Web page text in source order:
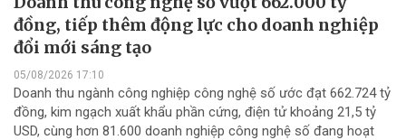
đồng, tiếp thêm động lực cho doanh nghiệp
đổi mới sáng tạo
05/08/2026 17:10
Doanh thu ngành công nghiệp công nghệ số ước đạt 662.724 tỷ
đồng, kim ngạch xuất khẩu phần cứng, điện tử khoảng 21,5 tỷ
USD, cùng hơn 81.600 doanh nghiệp công nghệ số đang hoạt